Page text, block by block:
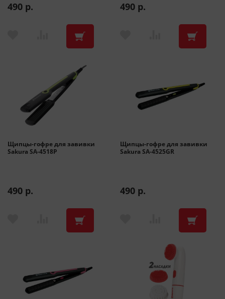
490 р. 490 р.
Щипцы-гофре для завивки
Sakura SA-4518P
490 р.
Щипцы-гофре для завивки
Sakura SA-4525GR
490 р.